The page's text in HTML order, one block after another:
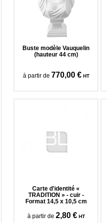
Buste modèle Vauquelin
(hauteur 44 cm)
à partir de 770,00 € HT
Carte d'identité «
TRADITION » - cuir -
Format 14,5 x 10,5 cm
à partir de 2,80 € HT